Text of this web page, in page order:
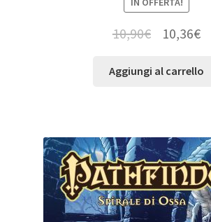
10,90€ 10,36€
Aggiungi al carrello